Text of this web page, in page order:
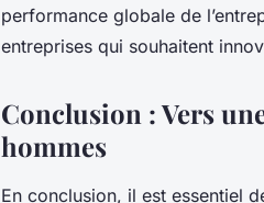
performance globale de
entreprises qui souhaitent
Conclusion : Vers
hommes
En conclusion, il est essentiel